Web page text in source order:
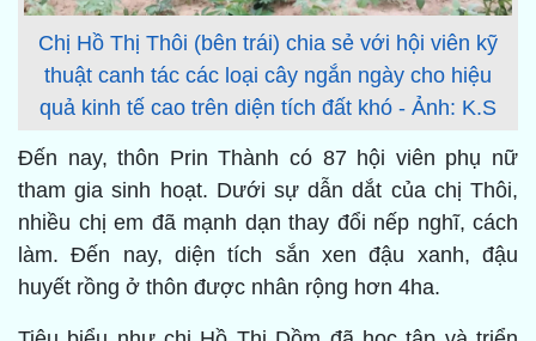
Chị Hồ Thị Thôi (bên trái) chia sẻ với hội viên kỹ
thuật canh tác các loại cây ngắn ngày cho hiệu
quả kinh tế cao trên diện tích đất khó - Ảnh: K.S
Đến nay, thôn Prin Thành có 87 hội viên phụ nữ
tham gia sinh hoạt. Dưới sự dẫn dắt của chị Thôi,
nhiều chị em đã mạnh dạn thay đổi nếp nghĩ, cách
làm. Đến nay, diện tích sắn xen đậu xanh, đậu
huyết rồng ở thôn được nhân rộng hơn 4ha.